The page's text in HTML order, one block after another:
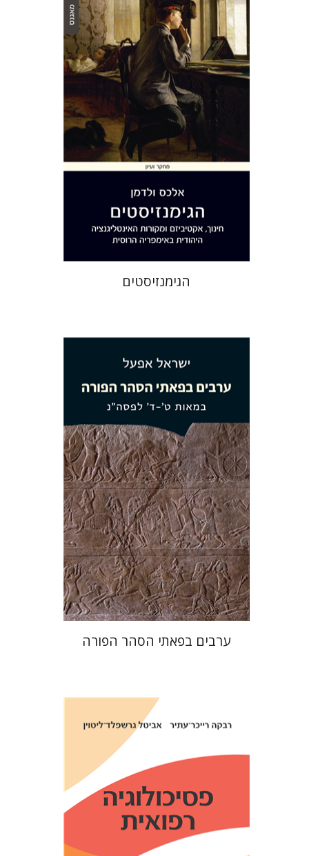
אלכס ולדמן
הנחת אתר ספר מודפס
$35
$32
הגימנזיסטים
ישראל אפעל
הנחת אתר ספר מודפס
$42
$38
ערבים בפאתי הסהר הפורה
אביטל גרשפלד-ליטוין
רבקה